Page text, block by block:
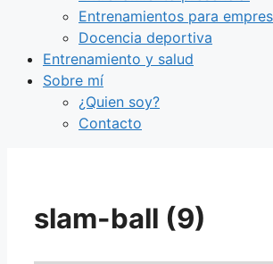
Entrenamientos para
Docencia deportiva
Entrenamiento y salud
Sobre mí
¿Quien soy?
Contacto
slam-ball (9)